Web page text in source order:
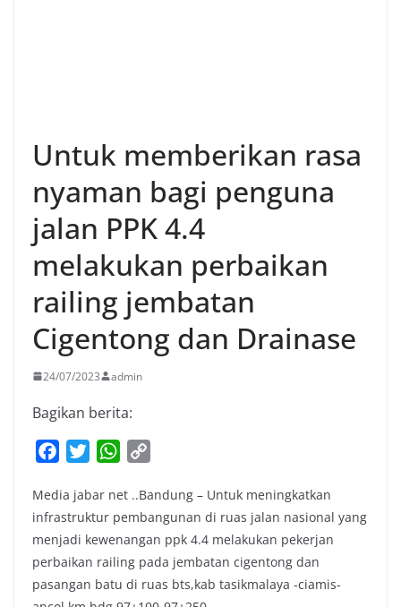
Untuk memberikan rasa
nyaman bagi penguna
jalan PPK 4.4
melakukan perbaikan
railing jembatan
Cigentong dan Drainase
24/07/2023 admin
Bagikan berita:
c
e
b
o
o
i
t
t
e
r
W
a
t
s
A
p
p
y
L
i
n
Media jabar net ..Bandung – Untuk meningkatkan
infrastruktur pembangunan di ruas jalan nasional yang
menjadi kewenangan ppk 4.4 melakukan pekerjan
perbaikan railing pada jembatan cigentong dan
pasangan batu di ruas bts,kab tasikmalaya -ciamis-